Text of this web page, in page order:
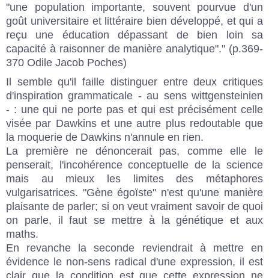
"une population importante, souvent pourvue d'un
goût universitaire et littéraire bien développé, et qui a
reçu une éducation dépassant de bien loin sa
capacité à raisonner de manière analytique"." (p.369-
370 Odile Jacob Poches)
Il semble qu'il faille distinguer entre deux critiques
d'inspiration grammaticale - au sens wittgensteinien
- : une qui ne porte pas et qui est précisément celle
visée par Dawkins et une autre plus redoutable que
la moquerie de Dawkins n'annule en rien.
La première ne dénoncerait pas, comme elle le
penserait, l'incohérence conceptuelle de la science
mais au mieux les limites des métaphores
vulgarisatrices. "Gène égoïste" n'est qu'une manière
plaisante de parler; si on veut vraiment savoir de quoi
on parle, il faut se mettre à la génétique et aux
maths.
En revanche la seconde reviendrait à mettre en
évidence le non-sens radical d'une expression, il est
clair que la condition est que cette expression ne